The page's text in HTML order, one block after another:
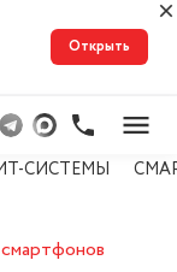
Открыть
СИСТЕМЫ